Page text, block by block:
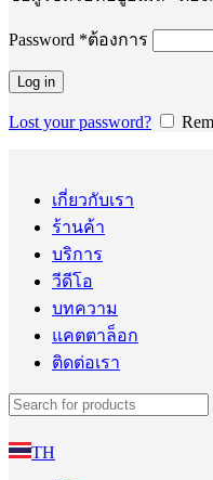
Password *ต้องการ
Log in
Lost your password?
เกี่ยวกับเรา
ร้านค้า
บริการ
วีดีโอ
บทความ
แคตตาล็อก
ติดต่อเรา
TH